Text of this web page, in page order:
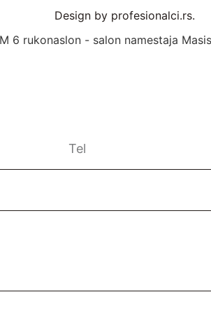
Design by profesionalci.rs.